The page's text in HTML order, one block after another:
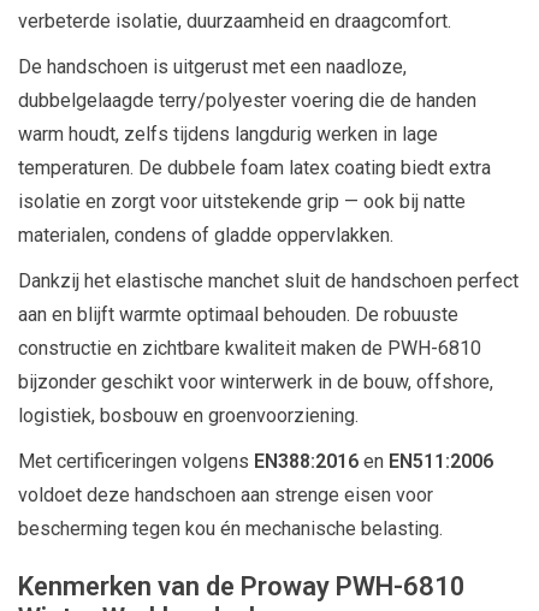
verbeterde isolatie, duurzaamheid en draagcomfort.
De handschoen is uitgerust met een naadloze,
dubbelgelaagde terry/polyester voering die de handen
warm houdt, zelfs tijdens langdurig werken in lage
temperaturen. De dubbele foam latex coating biedt extra
isolatie en zorgt voor uitstekende grip — ook bij natte
materialen, condens of gladde oppervlakken.
Dankzij het elastische manchet sluit de handschoen perfect
aan en blijft warmte optimaal behouden. De robuuste
constructie en zichtbare kwaliteit maken de PWH-6810
bijzonder geschikt voor winterwerk in de bouw, offshore,
logistiek, bosbouw en groenvoorziening.
Met certificeringen volgens EN388:2016 en EN511:2006
voldoet deze handschoen aan strenge eisen voor
bescherming tegen kou én mechanische belasting.
Kenmerken van de Proway PWH-6810